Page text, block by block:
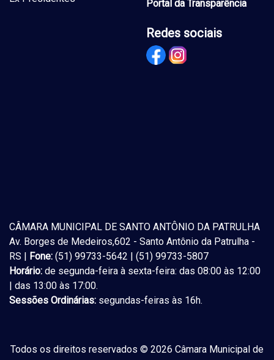
Portal da Transparência
Redes sociais
CÂMARA MUNICIPAL DE SANTO ANTÔNIO DA PATRULHA
Av. Borges de Medeiros,602 - Santo Antônio da Patrulha -
RS |
Fone: (51) 99733-5642 | (51) 99733-5807
Horário: de segunda-feira à sexta-feira: das 08:00 às 12:00
| das 13:00 às 17:00.
Sessões Ordinárias: segundas-feiras às 16h.
Todos os direitos reservados © 2026 Câmara Municipal de